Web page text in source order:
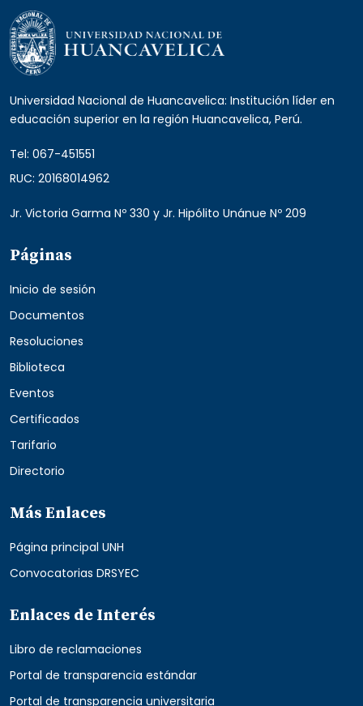
Universidad Nacional de Huancavelica: Institución líder en
educación superior en la región Huancavelica, Perú.
Tel: 067-451551
RUC: 20168014962
Jr. Victoria Garma Nº 330 y Jr. Hipólito Unánue Nº 209
Páginas
Inicio de sesión
Documentos
Resoluciones
Biblioteca
Eventos
Certificados
Tarifario
Directorio
Más Enlaces
Página principal UNH
Convocatorias DRSYEC
Enlaces de Interés
Libro de reclamaciones
Portal de transparencia estándar
Portal de transparencia universitaria